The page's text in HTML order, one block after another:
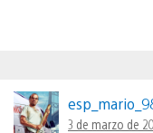
3 de marzo de